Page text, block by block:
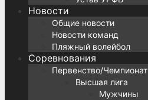
Новости
Общие новости
Новости команд
Пляжный волейбол
Соревнования
Первенство/Чемпионат
Высшая лига
Мужчины